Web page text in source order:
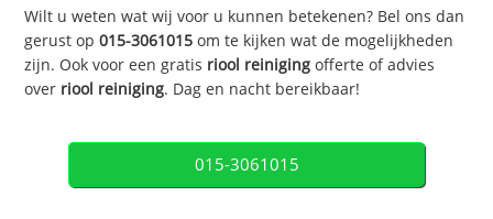
Wilt u weten wat wij voor u kunnen betekenen? Bel ons dan
gerust op015-3061015 om te kijken wat de mogelijkheden
zijn. Ook voor een gratis riool reiniging offerte of advies
over riool reiniging. Dag en nacht bereikbaar!
015-3061015